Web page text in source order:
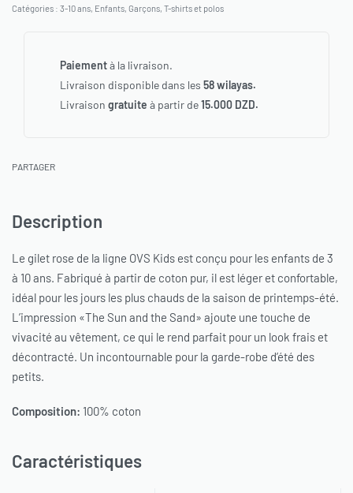
Catégories : 3-10 ans, Enfants, Garçons, T-shirts et polos
Paiementà la livraison.
Livraison disponible dans les 58 wilayas.
Livraison gratuite à partir de15.000 DZD.
PARTAGER
Description
Le gilet rose de la ligne OVS Kids est conçu pour les enfants de 3
à 10 ans. Fabriqué à partir de coton pur, il est léger et confortable,
idéal pour les jours les plus chauds de la saison de printemps-été.
L’impression «The Sun and the Sand» ajoute une touche de
vivacité au vêtement, ce qui le rend parfait pour un look frais et
décontracté. Un incontournable pour la garde-robe d’été des
petits.
Composition: 100% coton
Caractéristiques